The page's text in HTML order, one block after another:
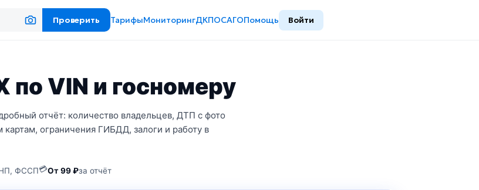
Проверить ТарифыМониторингДКПОСАГОПомощь Войти
по VIN и госномеру
отчёт: количество владельцев, ДТП с фото
ограничения ГИБДД, залоги и работу в
ФССП💳От 99 ₽за отчёт